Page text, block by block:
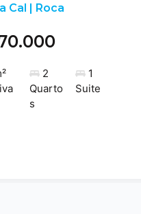
Cal | Roca
2
Quarto
s
1
Suite